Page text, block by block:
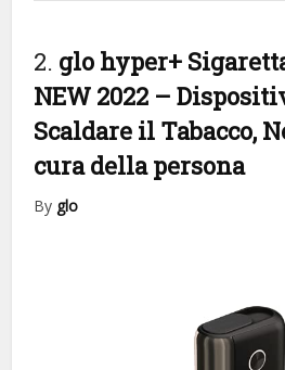
2. glo hyper+
NEW 2022 –
Scaldare il Tabacco,
cura della persona
By glo